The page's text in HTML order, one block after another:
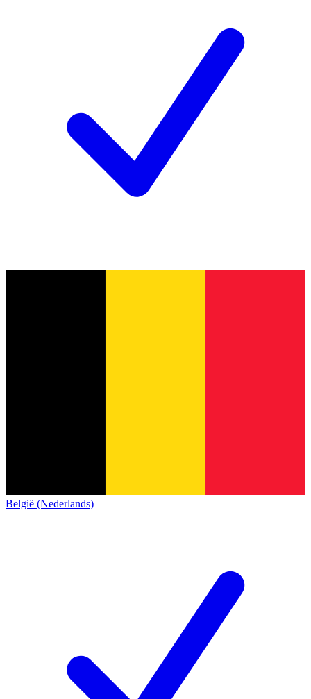
België (Nederlands)